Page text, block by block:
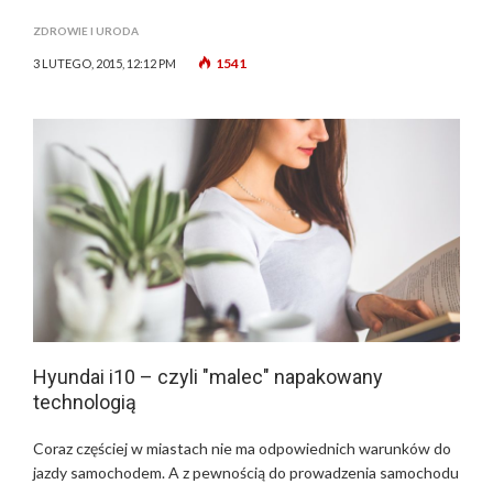
ZDROWIE I URODA
3 LUTEGO, 2015, 12:12 PM 1541
Hyundai i10 – czyli "malec" napakowany
technologią
Coraz częściej w miastach nie ma odpowiednich warunków do
jazdy samochodem. A z pewnością do prowadzenia samochodu